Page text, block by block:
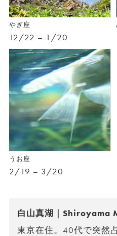
やぎ座
12/22 – 1/20
うお座
2/19 – 3/20
白山真湖｜Shiroyama
東京在住。40代で突然